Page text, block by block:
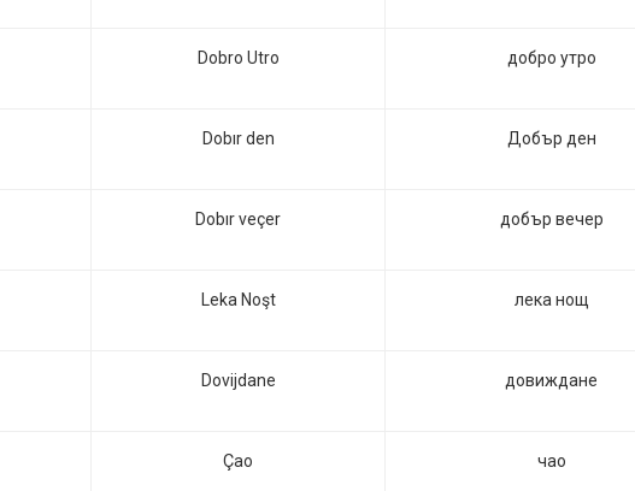
Dobro Utro добро утро
Dobır den Добър ден
Dobır veçer добър вечер
Leka Noşt лека нощ
Dovijdane довиждане
Çao чао